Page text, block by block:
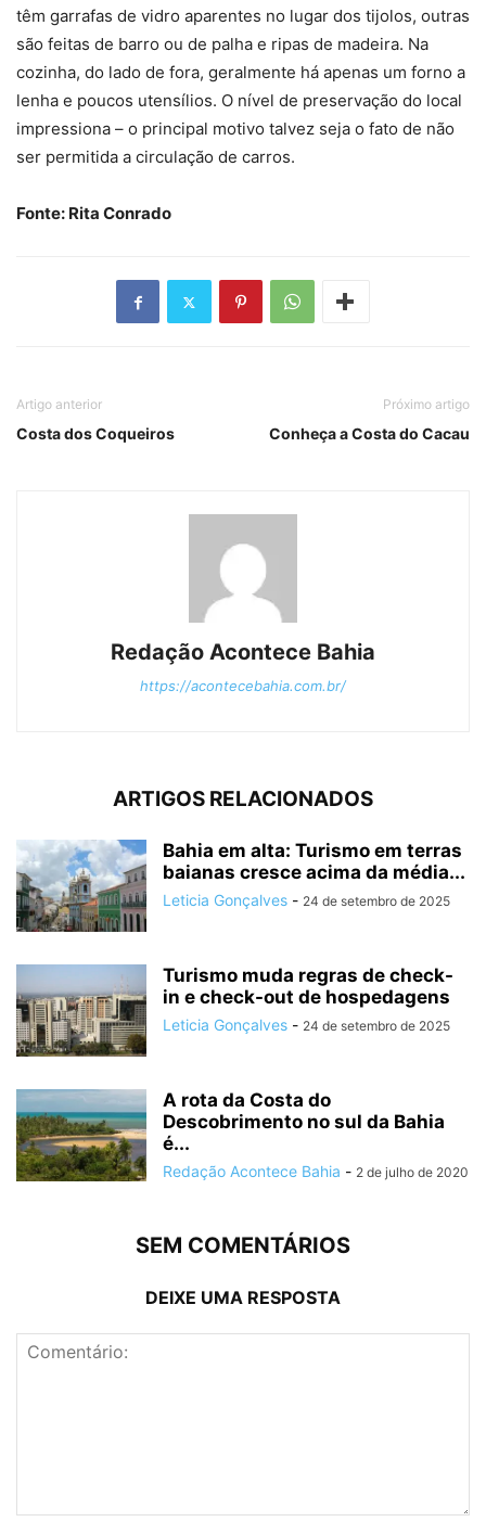
têm garrafas de vidro aparentes no lugar dos tijolos, outras
são feitas de barro ou de palha e ripas de madeira. Na
cozinha, do lado de fora, geralmente há apenas um forno a
lenha e poucos utensílios. O nível de preservação do local
impressiona – o principal motivo talvez seja o fato de não
ser permitida a circulação de carros.
Fonte: Rita Conrado
Artigo anterior
Costa dos Coqueiros
Próximo artigo
Conheça a Costa do Cacau
Redação Acontece Bahia
https://acontecebahia.com.br/
ARTIGOS RELACIONADOS
Bahia em alta: Turismo em terras
baianas cresce acima da média...
Leticia Gonçalves - 24 de setembro de 2025
Turismo muda regras de check-
in e check-out de hospedagens
Leticia Gonçalves - 24 de setembro de 2025
A rota da Costa do
Descobrimento no sul da Bahia
é...
Redação Acontece Bahia - 2 de julho de 2020
SEM COMENTÁRIOS
DEIXE UMA RESPOSTA